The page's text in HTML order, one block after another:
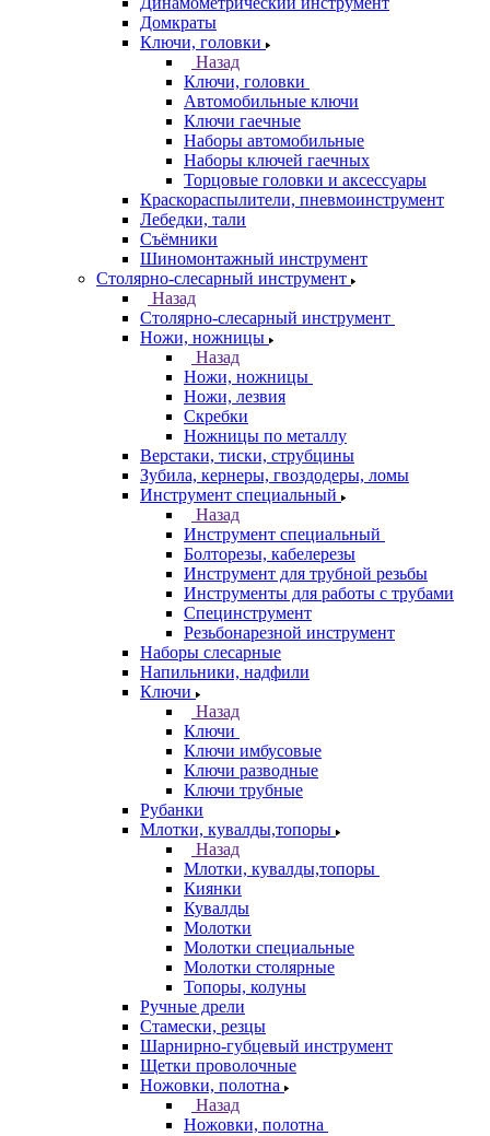
Домкраты
Ключи, головки
Назад
Ключи, головки
Автомобильные ключи
Ключи гаечные
Наборы автомобильные
Наборы ключей гаечных
Торцовые головки и аксессуары
Краскораспылители, пневмоинструмент
Лебедки, тали
Съёмники
Шиномонтажный инструмент
Столярно-слесарный инструмент
Назад
Столярно-слесарный инструмент
Ножи, ножницы
Назад
Ножи, ножницы
Ножи, лезвия
Скребки
Ножницы по металлу
Верстаки, тиски, струбцины
Зубила, кернеры, гвоздодеры, ломы
Инструмент специальный
Назад
Инструмент специальный
Болторезы, кабелерезы
Инструмент для трубной резьбы
Инструменты для работы с трубами
Специнструмент
Резьбонарезной инструмент
Наборы слесарные
Напильники, надфили
Ключи
Назад
Ключи
Ключи имбусовые
Ключи разводные
Ключи трубные
Рубанки
Млотки, кувалды,топоры
Назад
Млотки, кувалды,топоры
Киянки
Кувалды
Молотки
Молотки специальные
Молотки столярные
Топоры, колуны
Ручные дрели
Стамески, резцы
Шарнирно-губцевый инструмент
Щетки проволочные
Ножовки, полотна
Назад
Ножовки, полотна